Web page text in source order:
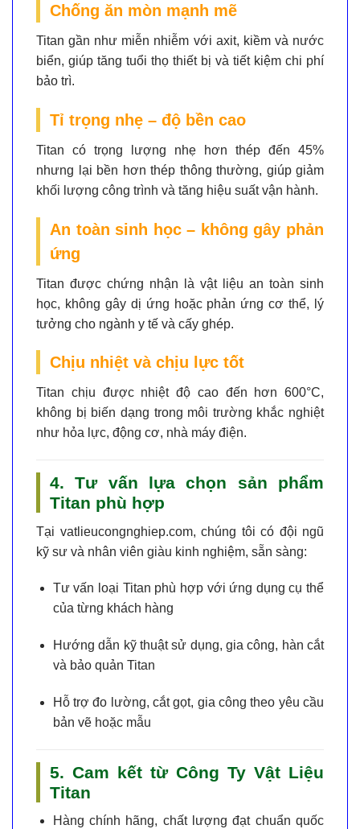
Chống ăn mòn mạnh mẽ
Titan gần như miễn nhiễm với axit, kiềm và nước
biển, giúp tăng tuổi thọ thiết bị và tiết kiệm chi phí
bảo trì.
Tỉ trọng nhẹ – độ bền cao
Titan có trọng lượng nhẹ hơn thép đến 45%
nhưng lại bền hơn thép thông thường, giúp giảm
khối lượng công trình và tăng hiệu suất vận hành.
An toàn sinh học – không gây phản
ứng
Titan được chứng nhận là vật liệu an toàn sinh
học, không gây dị ứng hoặc phản ứng cơ thể, lý
tưởng cho ngành y tế và cấy ghép.
Chịu nhiệt và chịu lực tốt
Titan chịu được nhiệt độ cao đến hơn 600°C,
không bị biến dạng trong môi trường khắc nghiệt
như hỏa lực, động cơ, nhà máy điện.
4. Tư vấn lựa chọn sản phẩm
Titan phù hợp
Tại vatlieucongnghiep.com, chúng tôi có đội ngũ
kỹ sư và nhân viên giàu kinh nghiệm, sẵn sàng:
Tư vấn loại Titan phù hợp với ứng dụng cụ thể
của từng khách hàng
Hướng dẫn kỹ thuật sử dụng, gia công, hàn cắt
và bảo quản Titan
Hỗ trợ đo lường, cắt gọt, gia công theo yêu cầu
bản vẽ hoặc mẫu
5. Cam kết từ Công Ty Vật Liệu
Titan
Hàng chính hãng, chất lượng đạt chuẩn quốc